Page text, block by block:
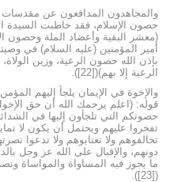
والمجاهدون المدافعون عن مقدسات
حصون الإسلام، فقد خاطبت السيدة
أمير المؤمنين (عليه السلام) في
بإذن الله حصون الرعية، وزين
الرعية إلا بهم)([22]).
والإخوة في الإيمان يلجأ إليهم
قوله: (اعلم يرحمك الله أن حق
حصونكم التي تلجأون إليها في
تفخروا عليهم ويحتمل أن يكون لا
تخالفوهم ولا تغتابوهم ولا تدعوا
دونهم، والإقبال على الله عز وجل
ما يجوز فيه المساواة والمواساة
([23]).